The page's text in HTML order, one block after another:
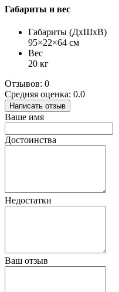
Габариты и вес
Габариты (ДхШхВ)
95×22×64 см
Вес
20 кг
Отзывов: 0
Средняя оценка: 0.0
Написать отзыв
Ваше имя
Достоинства
Недостатки
Ваш отзыв